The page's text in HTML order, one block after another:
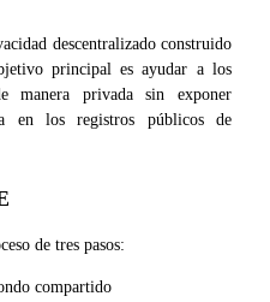
descentralizado construido
principal es ayudar a los
manera privada sin exponer
en los registros públicos de
de tres pasos:
compartido